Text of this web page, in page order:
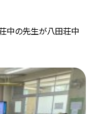
中の先生が八田荘中